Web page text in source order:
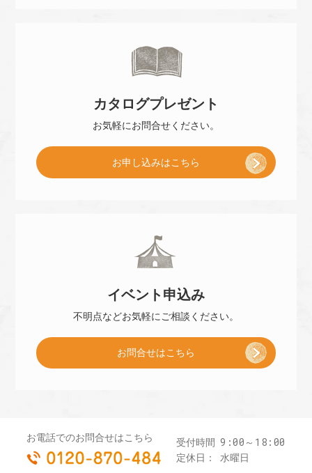
予
カタログプレゼント
お気軽にお問合せください。
プ
ゼ
お申し込みはこちら
イベント 申込み
不明点などお気軽に ご相談ください。
お問合せはこちら
お電話でのお問合せはこちら
0120-870-484
受付時間 9:00～18:00
定休日： 水曜日